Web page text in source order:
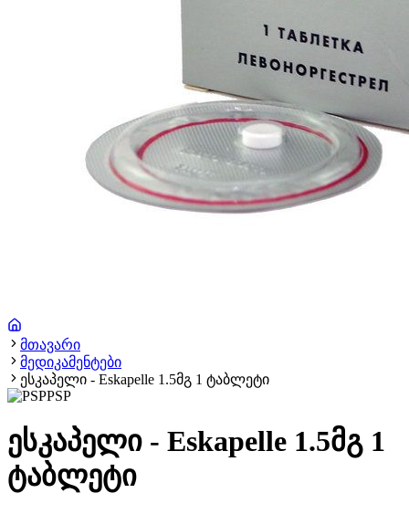
მთავარი
მედიკამენტები
ესკაპელი - Eskapelle 1.5მგ 1 ტაბლეტი
PSP
ესკაპელი - Eskapelle 1.5მგ 1
ტაბლეტი